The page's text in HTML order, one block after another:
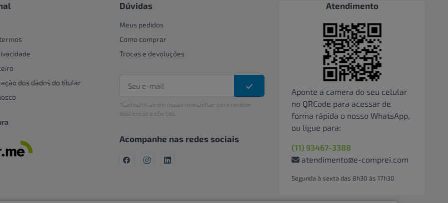
dos dados do titular
Dúvidas
Meus pedidos
Como comprar
Trocas e devoluções
*Cadastre-se em nossa newsletter para receber
descontos e ofertas.
Acompanhe nas redes sociais
Atendimento
Aponte a camera do seu celular
no QRCode para acessar de
forma rápida o nosso WhatsApp,
ou ligue para:
(11) 93467-3388
atendimento@e-comprei.com
Segunda à sexta das 8h30 às 17h30